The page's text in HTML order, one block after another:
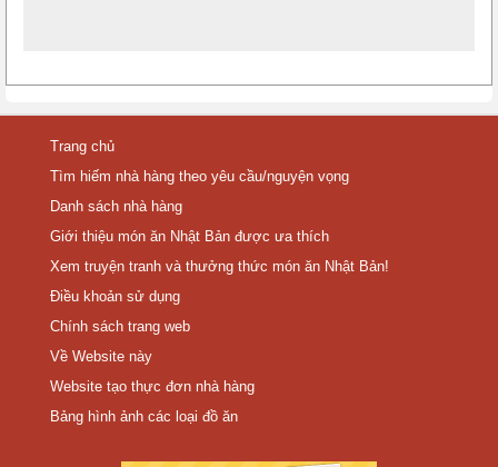
Trang chủ
Tìm hiếm nhà hàng theo yêu cầu/nguyện vọng
Danh sách nhà hàng
Giới thiệu món ăn Nhật Bản được ưa thích
Xem truyện tranh và thưởng thức món ăn Nhật Bản!
Điều khoản sử dụng
Chính sách trang web
Về Website này
Website tạo thực đơn nhà hàng
Bảng hình ảnh các loại đồ ăn